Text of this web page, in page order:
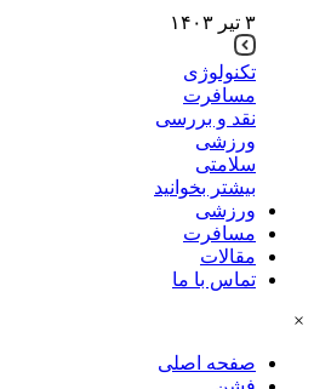
۳ تیر ۱۴۰۳
تکنولوژی
مسافرت
نقد و بررسی
ورزشی
سلامتی
بیشتر بخوانید
ورزشی
مسافرت
مقالات
تماس با ما
×
صفحه اصلی